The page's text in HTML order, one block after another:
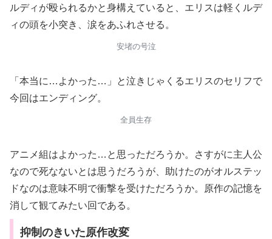
ルディが殴られるかと身構えていると、エリスは軽くルデ
ィの頭を小突き、涙をあふれさせる。
安堵の号泣
「本当に…よかった…」と泣きじゃくるエリスのセリフで
今回はエンディング。
全員生存
アニメ組はよかった…と思っただろうか。さすがに主人公
なので死なないとは思うだろうが、助けたのがオルステッ
ドなのは意味不明で衝撃を受けただろうか。原作の記憶を
消して観てみたい回である。
抑制のきいた原作改変